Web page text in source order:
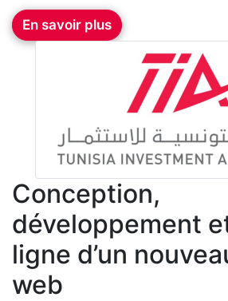
En savoir plus
Conception,
développement
ligne d’un
web